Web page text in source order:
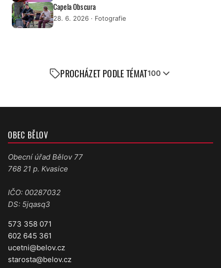
Capela Obscura
28. 6. 2026 · Fotografie
PROCHÁZET PODLE TÉMAT100
OBEC BĚLOV
Obecní úřad Bělov 77
768 21 p. Kvasice
IČO: 00287032
DS: 5jqasq3
573 358 071
602 645 361
ucetni@belov.cz
starosta@belov.cz